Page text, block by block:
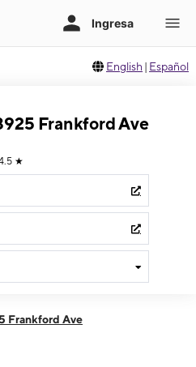
English | Español
Frankford Ave
★
m.
Frankford Ave